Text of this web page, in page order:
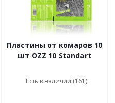
Пластины от комаров 10
шт OZZ 10 Standart
Есть в наличии (161)